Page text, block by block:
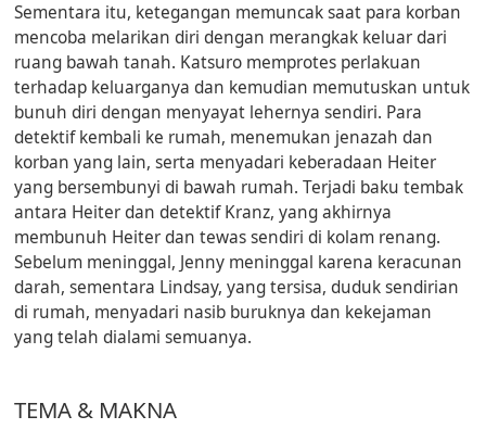
Sementara itu, ketegangan memuncak saat para korban
mencoba melarikan diri dengan merangkak keluar dari
ruang bawah tanah. Katsuro memprotes perlakuan
terhadap keluarganya dan kemudian memutuskan untuk
bunuh diri dengan menyayat lehernya sendiri. Para
detektif kembali ke rumah, menemukan jenazah dan
korban yang lain, serta menyadari keberadaan Heiter
yang bersembunyi di bawah rumah. Terjadi baku tembak
antara Heiter dan detektif Kranz, yang akhirnya
membunuh Heiter dan tewas sendiri di kolam renang.
Sebelum meninggal, Jenny meninggal karena keracunan
darah, sementara Lindsay, yang tersisa, duduk sendirian
di rumah, menyadari nasib buruknya dan kekejaman
yang telah dialami semuanya.
TEMA & MAKNA